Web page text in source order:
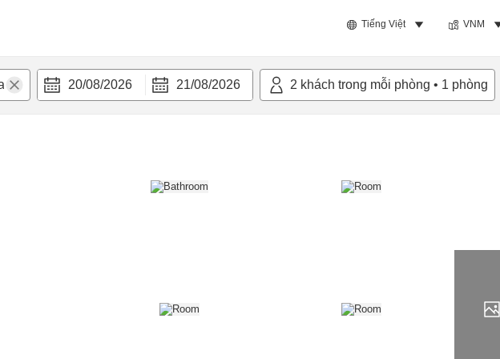
Tiếng Việt VNM
20/08/2026 21/08/2026 2 khách trong mỗi phòng • 1 phòng
nghi